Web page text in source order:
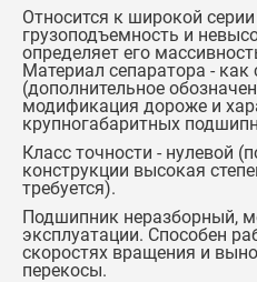
Относится к широкой
грузоподъемность и
определяет его
Материал сепаратора - как
(дополнительное
модификация дороже и
крупногабаритных
Класс точности - нулевой
конструкции высокая
требуется).
Подшипник неразборный,
эксплуатации. Способен
скоростях вращения и
перекосы.